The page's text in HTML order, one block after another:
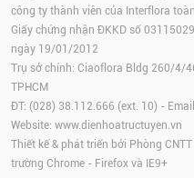
công ty thành viên của Interflora
Giấy chứng nhận ĐKKD số
ngày 19/01/2012
Trụ sở chính: Ciaoflora Bldg 260/4/
TPHCM
ĐT: (028) 38.112.666 (ext. 10) -
Website: www.dienhoatructuyen.vn
Thiết kế & phát triển bởi Phòng
trường Chrome - Firefox và IE9+